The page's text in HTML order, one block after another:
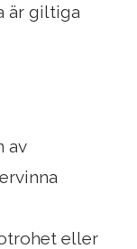
är giltiga
av
eller